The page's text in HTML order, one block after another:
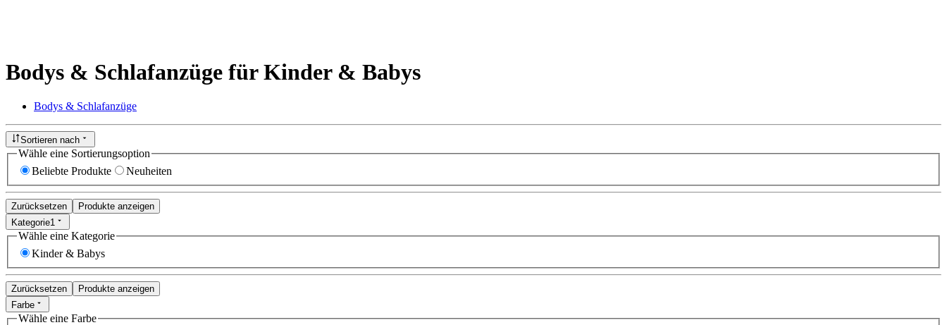
Bodys & Schlafanzüge für Kinder & Babys
Bodys & Schlafanzüge
Sortieren nach
Wähle eine Sortierungsoption
Beliebte Produkte
Neuheiten
Zurücksetzen
Produkte anzeigen
Kategorie1
Wähle eine Kategorie
Kinder & Babys
Zurücksetzen
Produkte anzeigen
Farbe
Wähle eine Farbe